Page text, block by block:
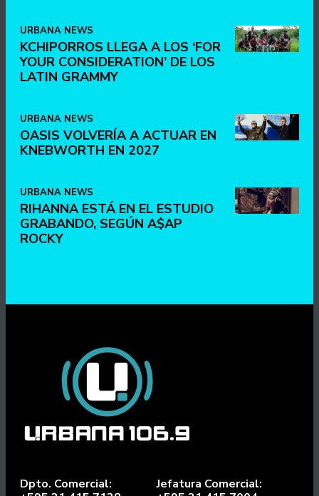
URBANA NEWS
KCHIPORROS LLEGA A LOS ‘FOR
YOUR CONSIDERATION’ DE LOS
LATIN GRAMMY
URBANA NEWS
OASIS VOLVERÍA A ACTUAR EN
KNEBWORTH EN 2027
URBANA NEWS
RIHANNA ESTÁ EN EL ESTUDIO
GRABANDO, SEGÚN A$AP
ROCKY
Dpto. Comercial:
Jefatura Comercial: